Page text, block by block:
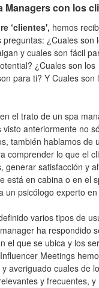
Managers con los
‘clientes', hemos
¿Cuales son
y cuales son fácil
¿Cuales son los
para ti? Y Cuales son
el trato de un spa
anteriormente no
también hablamos de
comprender lo que el
generar satisfacción y
está en cabina o en el
un psicólogo experto
varios tipos de
ha respondido
el que se ubica y los
Meetings
averiguado cuales de
y frecuentes,